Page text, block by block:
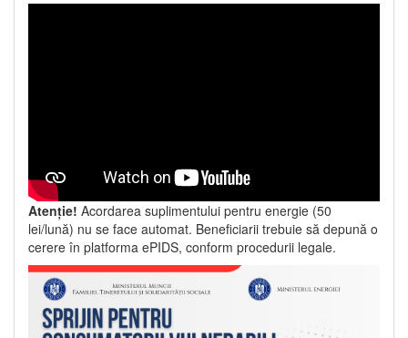
Atenție! Acordarea suplimentului pentru energie (50
lei/lună) nu se face automat. Beneficiarii trebuie să depună o
cerere în platforma ePIDS, conform procedurii legale.